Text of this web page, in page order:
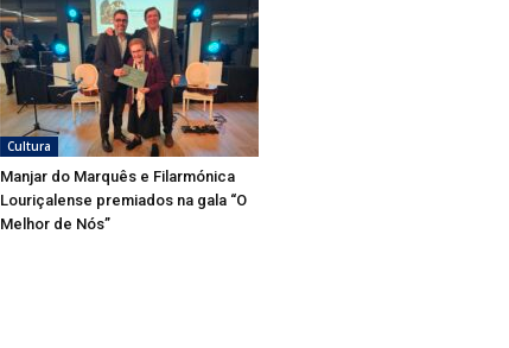
Cultura
Manjar do Marquês e Filarmónica
Louriçalense premiados na gala “O
Melhor de Nós”